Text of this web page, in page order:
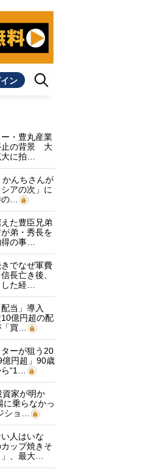
ン
・豊丸産業
止の背景 大
に拍…
かんちさんが
アの次」に
…
えた豊臣兄弟
弟・秀長を
の事…
でなぜ軍費
長亡き後、
た経…
当」導入
億円超の配
買…
ターが狙う20
円超」90歳
“1…
資家が明か
に乗らなかっ
ショ…
い人はいな
ップ焼きそ
、最大…